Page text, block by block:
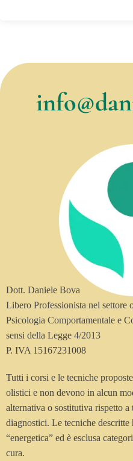
Dott. Daniele Bova
Libero Professionista nel settore
Psicologia Comportamentale e
sensi della Legge 4/2013
P. IVA 15167231008
Tutti i corsi e le tecniche
olistici e non devono in alcun
alternativa o sostitutiva rispetto
diagnostici. Le tecniche descritte
“energetica” ed è esclusa
cura.